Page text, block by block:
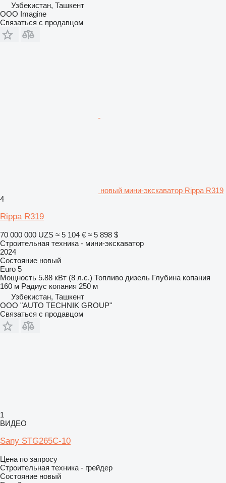
Узбекистан, Ташкент
OOO Imagine
Связаться с продавцом
новый мини-экскаватор Rippa R319
4
Rippa R319
70 000 000 UZS ≈ 5 104 € ≈ 5 898 $
Строительная техника - мини-экскаватор
2024
Состояние новый
Euro 5
Мощность 5.88 кВт (8 л.с.) Топливо дизель Глубина копания
160 м Радиус копания 250 м
Узбекистан, Ташкент
OOO "AUTO TECHNIK GROUP"
Связаться с продавцом
1
ВИДЕО
Sany STG265C-10
Цена по запросу
Строительная техника - грейдер
Состояние новый